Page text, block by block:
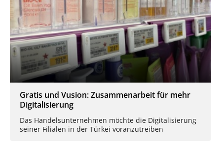
Gratis und Vusion: Zusammenarbeit für mehr
Digitalisierung
Das Handelsunternehmen möchte die Digitalisierung
seiner Filialen in der Türkei voranzutreiben